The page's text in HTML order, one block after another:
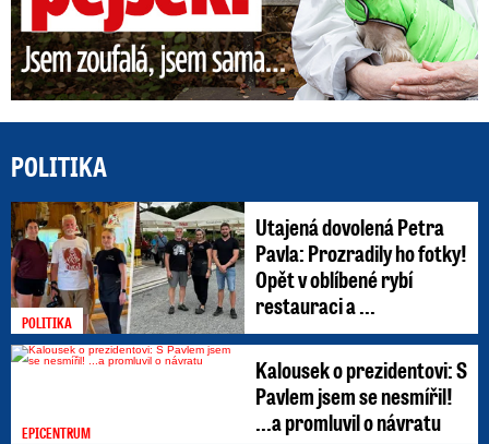
POLITIKA
POLITIKA
Utajená dovolená Petra
Pavla: Prozradily ho fotky!
Opět v oblíbené rybí
restauraci a ...
EPICENTRUM
Kalousek o prezidentovi: S
Pavlem jsem se nesmířil!
...a promluvil o návratu